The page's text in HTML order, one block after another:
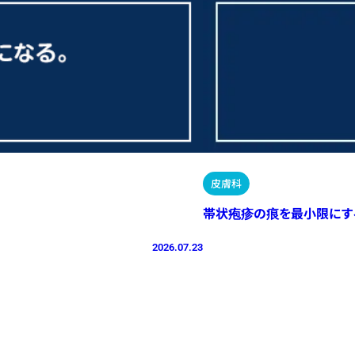
2026.07.23
皮膚科
帯状疱疹の痕を最小限にす